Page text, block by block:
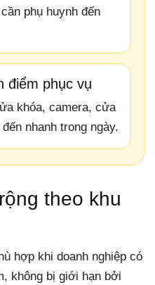
phụ huynh đến
điểm phục vụ
khóa, camera, cửa
nhanh trong ngày.
theo khu
hợp khi doanh nghiệp có
không bị giới hạn bởi